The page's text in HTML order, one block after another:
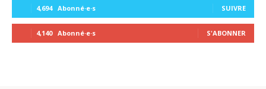
4,694 Abonné·e·s SUIVRE
4,140 Abonné·e·s S'ABONNER